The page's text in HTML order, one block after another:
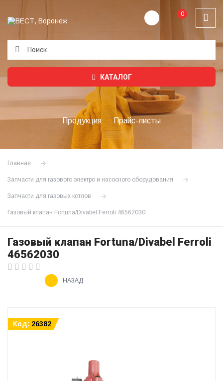
0
КАТАЛОГ
Продукция Прайс-листы
Главная
Запчасти для газового электро и насосного оборудования
Запчасти для газовых котлов
Газовый клапан Fortuna/Divabel Ferroli 46562030
Газовый клапан Fortuna/Divabel Ferroli
46562030
НАЗАД
Код: 26382